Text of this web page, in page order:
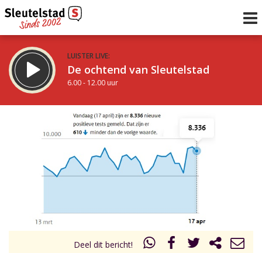
LUISTER LIVE:
De ochtend van Sleutelstad
6.00 - 12.00 uur
De middag van Sleutelstad
12.00 - 19.00 uur
Inklappen
Deel dit bericht!